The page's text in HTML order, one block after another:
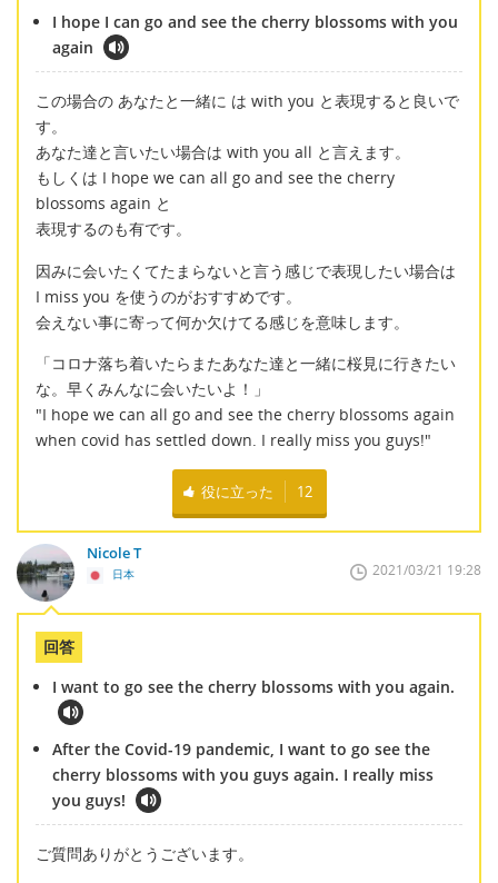
I hope I can go and see the cherry blossoms with you
again
この場合の あなたと一緒に は with you と表現すると良いで
す。
あなた達と言いたい場合は with you all と言えます。
もしくは I hope we can all go and see the cherry
blossoms again と
表現するのも有です。
因みに会いたくてたまらないと言う感じで表現したい場合は
I miss you を使うのがおすすめです。
会えない事に寄って何か欠けてる感じを意味します。
「コロナ落ち着いたらまたあなた達と一緒に桜見に行きたい
な。早くみんなに会いたいよ！」
"I hope we can all go and see the cherry blossoms again
when covid has settled down. I really miss you guys!"
役に立った 12
Nicole T
日本 2021/03/21 19:28
回答
I want to go see the cherry blossoms with you again.
After the Covid-19 pandemic, I want to go see the
cherry blossoms with you guys again. I really miss
you guys!
ご質問ありがとうございます。